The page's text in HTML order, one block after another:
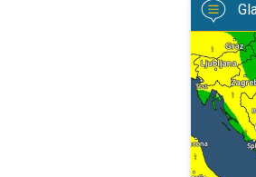
Svježije,